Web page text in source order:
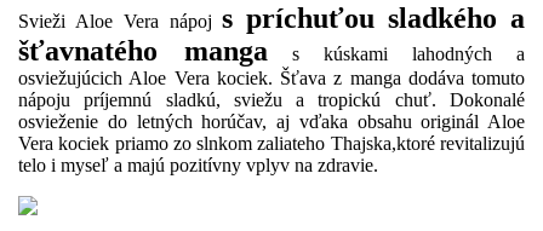
Svieži Aloe Vera nápojs príchuťou sladkého a
šťavnatého manga s kúskami lahodných a
osviežujúcich Aloe Vera kociek. Šťava z manga dodáva tomuto
nápoju príjemnú sladkú, sviežu a tropickú chuť. Dokonalé
osvieženie do letných horúčav, aj vďaka obsahu originál Aloe
Vera kociek priamo zo slnkom zaliateho Thajska,ktoré revitalizujú
telo i myseľ a majú pozitívny vplyv na zdravie.